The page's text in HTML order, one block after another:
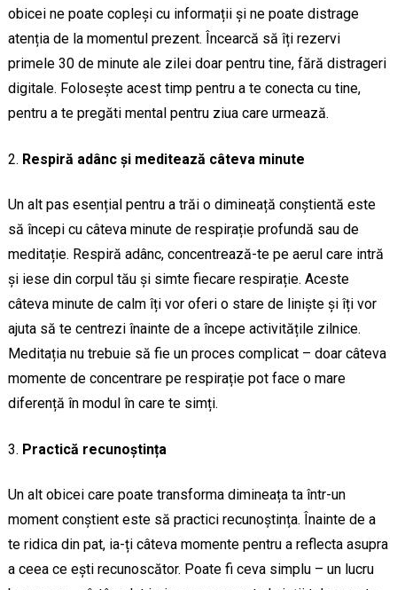
obicei ne poate copleși cu informații și ne poate distrage
atenția de la momentul prezent. Încearcă să îți rezervi
primele 30 de minute ale zilei doar pentru tine, fără distrageri
digitale. Folosește acest timp pentru a te conecta cu tine,
pentru a te pregăti mental pentru ziua care urmează.
Respiră adânc și meditează câteva minute
Un alt pas esențial pentru a trăi o dimineață conștientă este
să începi cu câteva minute de respirație profundă sau de
meditație. Respiră adânc, concentrează-te pe aerul care intră
și iese din corpul tău și simte fiecare respirație. Aceste
câteva minute de calm îți vor oferi o stare de liniște și îți vor
ajuta să te centrezi înainte de a începe activitățile zilnice.
Meditația nu trebuie să fie un proces complicat – doar câteva
momente de concentrare pe respirație pot face o mare
diferență în modul în care te simți.
Practică recunoștința
Un alt obicei care poate transforma dimineața ta într-un
moment conștient este să practici recunoștința. Înainte de a
te ridica din pat, ia-ți câteva momente pentru a reflecta asupra
a ceea ce ești recunoscător. Poate fi ceva simplu – un lucru